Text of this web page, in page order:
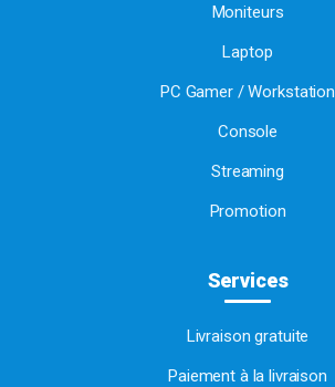
Moniteurs
Laptop
PC Gamer / Workstation
Console
Streaming
Promotion
Services
Livraison gratuite
Paiement à la livraison